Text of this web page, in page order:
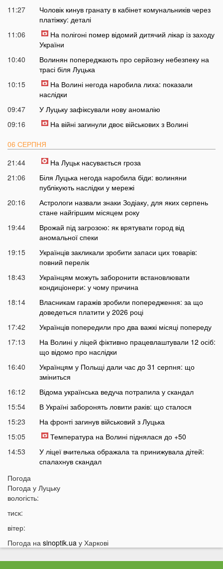
11:27
Чоловік кинув гранату в кабінет комунальників через
платіжку: деталі
11:06
На полігоні помер відомий дитячий лікар із заходу
України
10:40
Волинян попереджають про серйозну небезпеку на
трасі біля Луцька
10:15
На Волині негода наробила лиха: показали
наслідки
09:47
У Луцьку зафіксували нову аномалію
09:16
На війні загинули двоє військових з Волині
06 СЕРПНЯ
21:44
На Луцьк насувається гроза
21:06
Біля Луцька негода наробила біди: волиняни
публікують наслідки у мережі
20:16
Астрологи назвали знаки Зодіаку, для яких серпень
стане найгіршим місяцем року
19:44
Врожай під загрозою: як врятувати город від
аномальної спеки
19:15
Українців закликали зробити запаси цих товарів:
повний перелік
18:43
Українцям можуть заборонити встановлювати
кондиціонери: у чому причина
18:14
Власникам гаражів зробили попередження: за що
доведеться платити у 2026 році
17:42
Українців попередили про два важкі місяці попереду
17:13
На Волині у ліцей фіктивно працевлаштували 12 осіб:
що відомо про наслідки
16:40
Українцям у Польщі дали час до 31 серпня: що
зміниться
16:12
Відома українська ведуча потрапила у скандал
15:54
В Україні заборонять ловити раків: що сталося
15:23
На фронті загинув військовий з Луцька
15:05
Температура на Волині піднялася до +50
14:53
У ліцеї вчителька ображала та принижувала дітей:
спалахнув скандал
14:26
річного українця
14:10
13:38
13:17
Екстрасенс назвав дату початку мирних переговорів з
РФ
Погода
Погода у Луцьку
вологість:
тиск:
вітер:
Погода на sinoptik.ua у Харкові